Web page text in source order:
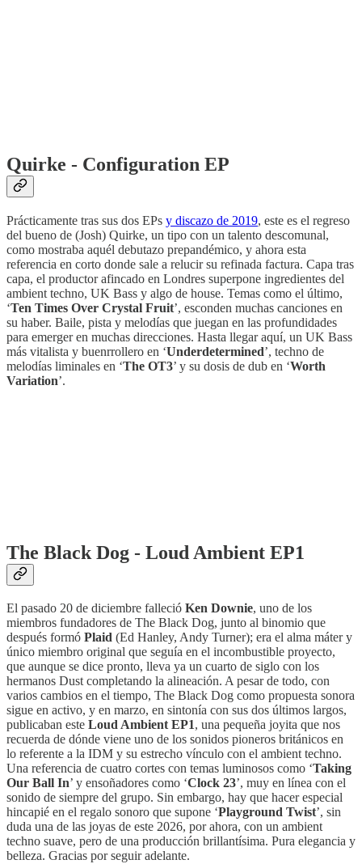
Quirke - Configuration EP
Prácticamente tras sus dos EPs y discazo de 2019, este es el regreso
del bueno de (Josh) Quirke, un tipo con un talento descomunal,
como mostraba aquél debutazo prepandémico, y ahora esta
referencia en corto donde sale a relucir su refinada factura. Capa tras
capa, el productor afincado en Londres superpone ingredientes del
ambient techno, UK Bass y algo de house. Temas como el último,
‘Ten Times Over Crystal Fruit’, esconden muchas canciones en
su haber. Baile, pista y melodías que juegan en las profundidades
para emerger en muchas direcciones. Hasta llegar aquí, un UK Bass
más vitalista y buenrrollero en ‘Underdetermined’, techno de
melodías liminales en ‘The OT3’ y su dosis de dub en ‘Worth
Variation’.
The Black Dog - Loud Ambient EP1
El pasado 20 de diciembre falleció Ken Downie, uno de los
miembros fundadores de The Black Dog, junto al binomio que
después formó Plaid (Ed Hanley, Andy Turner); era el alma máter y
único miembro original que seguía en el incombustible proyecto,
que aunque se dice pronto, lleva ya un cuarto de siglo con los
hermanos Dust completando la alineación. A pesar de todo, con
varios cambios en el tiempo, The Black Dog como propuesta sonora
sigue en activo, y en marzo, en sintonía con sus dos últimos largos,
publicaban este Loud Ambient EP1, una pequeña joyita que nos
recuerda de dónde viene uno de los sonidos pioneros británicos en
lo referente a la IDM y su estrecho vínculo con el ambient techno.
Una referencia de cuatro cortes con temas luminosos como ‘Taking
Our Ball In’ y ensoñadores como ‘Clock 23’, muy en línea con el
sonido de siempre del grupo. Sin embargo, hay que hacer especial
hincapié en el regalo sonoro que supone ‘Playground Twist’, sin
duda una de las joyas de este 2026, por ahora, con un ambient
techno suave, pero de una producción brillantísima. Pura elegancia y
belleza. Gracias por seguir adelante.